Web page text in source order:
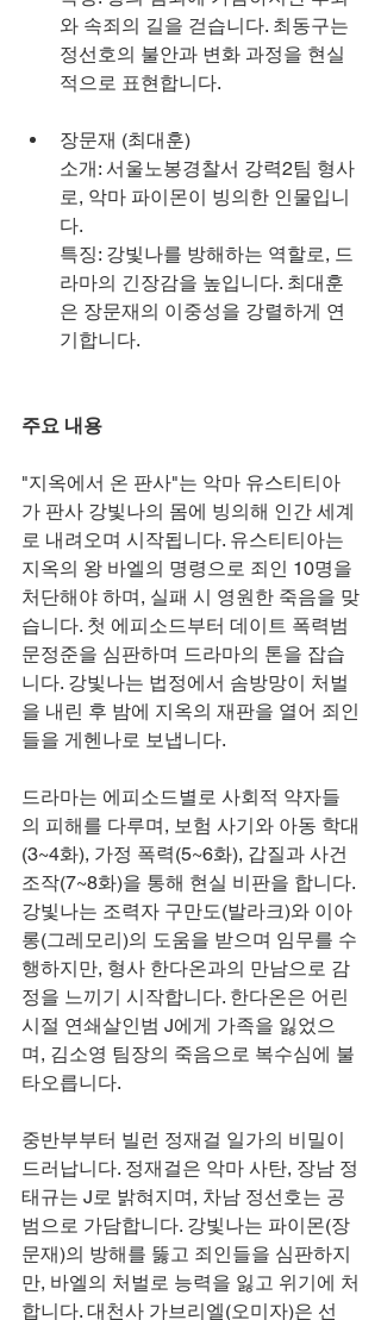
와 속죄의 길을 걷습니다. 최동구는
정선호의 불안과 변화 과정을 현실
적으로 표현합니다.
장문재 (최대훈)
소개: 서울노봉경찰서 강력2팀 형사
로, 악마 파이몬이 빙의한 인물입니
다.
특징: 강빛나를 방해하는 역할로, 드
라마의 긴장감을 높입니다. 최대훈
은 장문재의 이중성을 강렬하게 연
기합니다.
주요 내용
"지옥에서 온 판사"는 악마 유스티티아
가 판사 강빛나의 몸에 빙의해 인간 세계
로 내려오며 시작됩니다. 유스티티아는
지옥의 왕 바엘의 명령으로 죄인 10명을
처단해야 하며, 실패 시 영원한 죽음을 맞
습니다. 첫 에피소드부터 데이트 폭력범
문정준을 심판하며 드라마의 톤을 잡습
니다. 강빛나는 법정에서 솜방망이 처벌
을 내린 후 밤에 지옥의 재판을 열어 죄인
들을 게헨나로 보냅니다.
드라마는 에피소드별로 사회적 약자들
의 피해를 다루며, 보험 사기와 아동 학대
(3~4화), 가정 폭력(5~6화), 갑질과 사건
조작(7~8화)을 통해 현실 비판을 합니다.
강빛나는 조력자 구만도(발라크)와 이아
롱(그레모리)의 도움을 받으며 임무를 수
행하지만, 형사 한다온과의 만남으로 감
정을 느끼기 시작합니다. 한다온은 어린
시절 연쇄살인범 J에게 가족을 잃었으
며, 김소영 팀장의 죽음으로 복수심에 불
타오릅니다.
중반부부터 빌런 정재걸 일가의 비밀이
드러납니다. 정재걸은 악마 사탄, 장남 정
태규는 J로 밝혀지며, 차남 정선호는 공
범으로 가담합니다. 강빛나는 파이몬(장
문재)의 방해를 뚫고 죄인들을 심판하지
만, 바엘의 처벌로 능력을 잃고 위기에 처
합니다. 대천사 가브리엘(오미자)은 선